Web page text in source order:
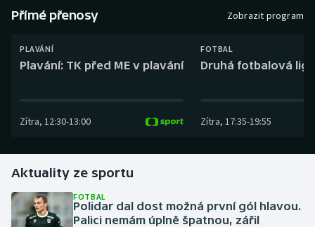
Box
Curling
Golf
Gymnastika
Přímé přenosy Zobrazit program
PLAVÁNÍ
Plavání: TK před ME v plavání
Zítra, 12:30-13:00
FOTBAL
Druhá fotbalová
Zítra, 17:35-19:55
Aktuality ze sportu
FOTBAL
Polidar dal dost možná první gól hlavou.
Palici nemám úplně špatnou, zářil